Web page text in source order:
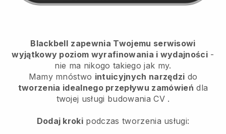
Blackbell zapewnia Twojemu serwisowi
wyjątkowy poziom wyrafinowania i wydajności -
nie ma nikogo takiego jak my.
Mamy mnóstwo intuicyjnych narzędzi do
tworzenia idealnego przepływu zamówień dla
twojej usługi budowania CV.
Dodaj kroki podczas tworzenia usługi: